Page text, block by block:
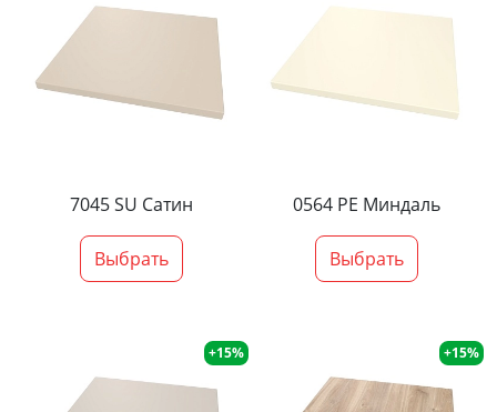
7045 SU Сатин
Выбрать
0564 PE Миндаль
Выбрать
+15% +15%